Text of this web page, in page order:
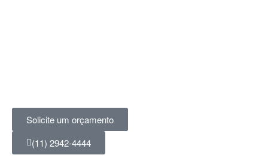
Solicite um orçamento
(11) 2942-4444